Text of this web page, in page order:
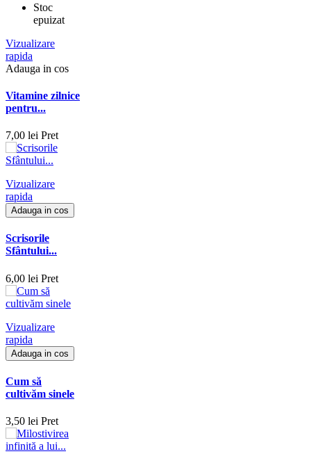
Stoc
epuizat
Vizualizare
rapida
Adauga in cos
Vitamine zilnice
pentru...
7,00 lei Pret
Vizualizare
rapida
Adauga in cos
Scrisorile
Sfântului...
6,00 lei Pret
Vizualizare
rapida
Adauga in cos
Cum să
cultivăm sinele
3,50 lei Pret